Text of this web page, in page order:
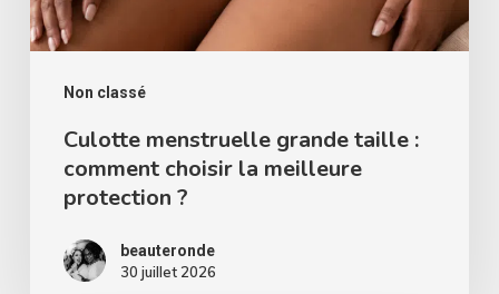
Non classé
la
meilleure
protection
Culotte menstruelle grande taille :
comment choisir la meilleure
protection ?
beauteronde
30 juillet 2026